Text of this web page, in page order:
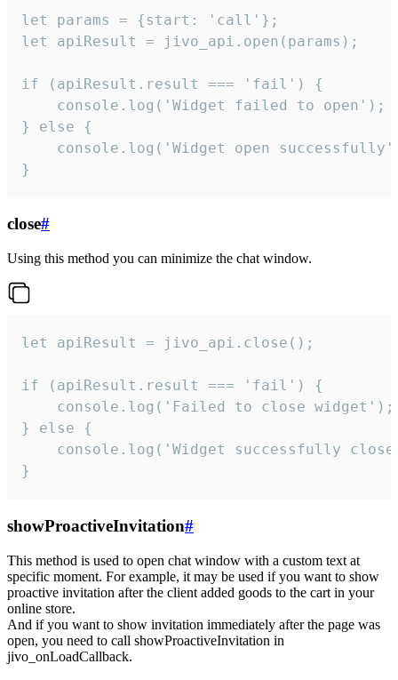
let params = {start: 'call'};
let apiResult = jivo_api.open(params);
if (apiResult.result === 'fail') {
    console.log('Widget failed to open');
} else {
console.log('Widget open
}
close#
Using this method you can minimize the chat window.
let apiResult = jivo_api.close();
if (apiResult.result === 'fail') {
    console.log('Failed to close widget');
} else {
console.log('Widget successfully
}
showProactiveInvitation#
This method is used to open chat window with a custom text at
specific moment. For example, it may be used if you want to show
proactive invitation after the client added goods to the cart in your
online store.
And if you want to show invitation immediately after the page was
open, you need to call showProactiveInvitation in
jivo_onLoadCallback.